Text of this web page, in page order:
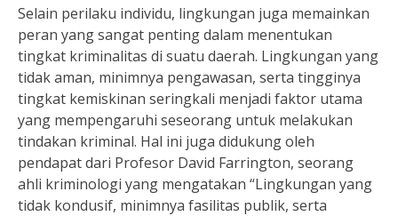
Selain perilaku individu, lingkungan juga memainkan
peran yang sangat penting dalam menentukan
tingkat kriminalitas di suatu daerah. Lingkungan yang
tidak aman, minimnya pengawasan, serta tingginya
tingkat kemiskinan seringkali menjadi faktor utama
yang mempengaruhi seseorang untuk melakukan
tindakan kriminal. Hal ini juga didukung oleh
pendapat dari Profesor David Farrington, seorang
ahli kriminologi yang mengatakan “Lingkungan yang
tidak kondusif, minimnya fasilitas publik, serta